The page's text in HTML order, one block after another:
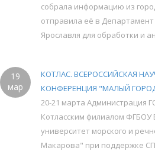
собрала информацию из
отправила её в
Ярославля для обработки и
19
мар
КОТЛАС. ВСЕРОССИЙСКАЯ
КОНФЕРЕНЦИЯ "МАЛЫЙ
20-21 марта Администрация
Котласским филиалом ФГБОУ
университет морского и
Макарова" при поддержке